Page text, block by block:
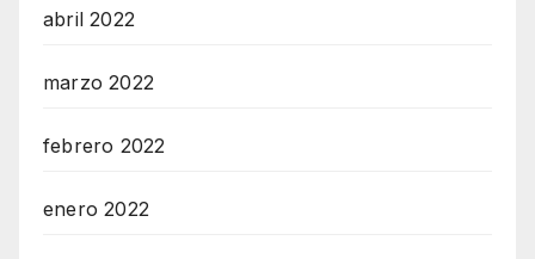
abril 2022
marzo 2022
febrero 2022
enero 2022